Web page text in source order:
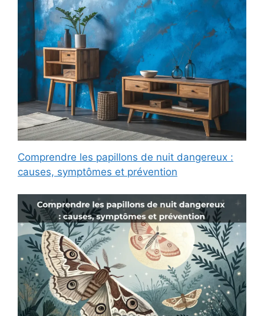
Comprendre les papillons de nuit dangereux :
causes, symptômes et prévention